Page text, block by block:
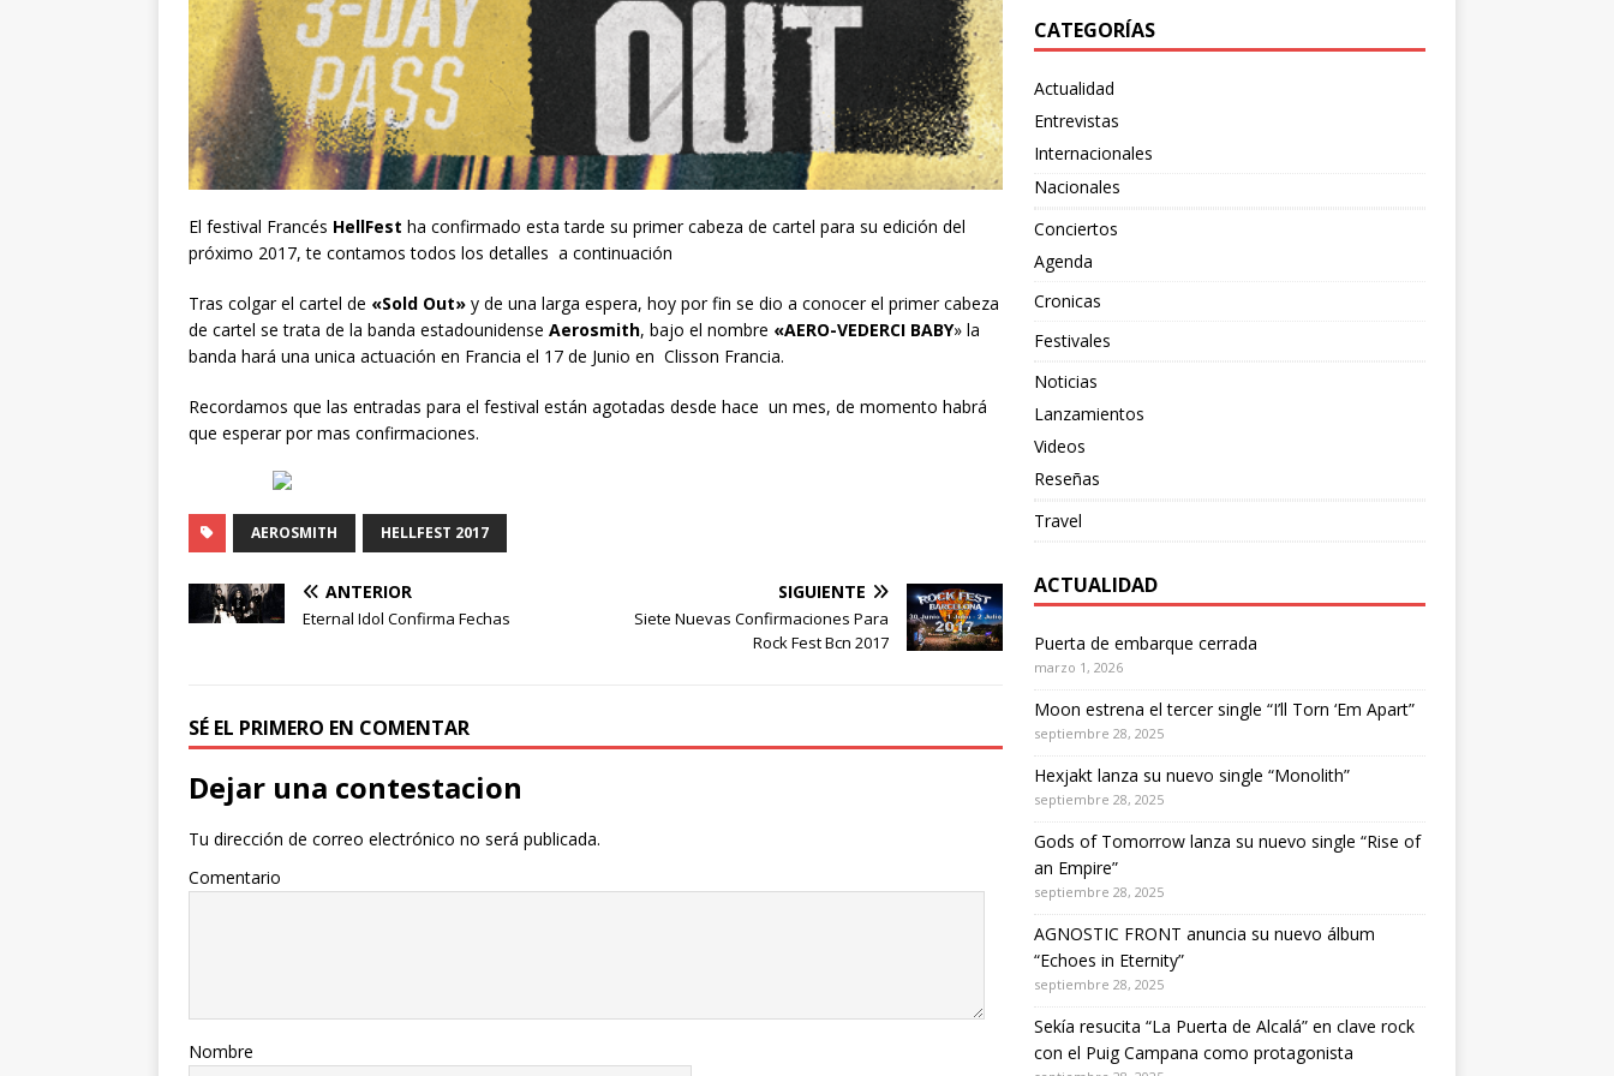
El festival Francés HellFest ha confirmado esta tarde su primer cabeza de cartel para su edición del
próximo 2017, te contamos todos los detalles a continuación
Tras colgar el cartel de «Sold Out» y de una larga espera, hoy por fin se dio a conocer el primer cabeza
de cartel se trata de la banda estadounidense Aerosmith, bajo el nombre «AERO-VEDERCI BABY» la
banda hará una unica actuación en Francia el 17 de Junio en Clisson Francia.
Recordamos que las entradas para el festival están agotadas desde hace un mes, de momento habrá
que esperar por mas confirmaciones.
AEROSMITH HELLFEST 2017
ANTERIOR
Eternal Idol Confirma Fechas
SIGUIENTE
Siete Nuevas Confirmaciones Para
Rock Fest Bcn 2017
SÉ EL PRIMERO EN COMENTAR
Dejar una contestacion
Tu dirección de correo electrónico no será publicada.
Comentario
Nombre
CATEGORÍAS
Actualidad
Entrevistas
Internacionales
Nacionales
Conciertos
Agenda
Cronicas
Festivales
Noticias
Lanzamientos
Videos
Reseñas
Travel
ACTUALIDAD
Puerta de embarque cerrada
marzo 1, 2026
Moon estrena el tercer single “I’ll Torn ‘Em Apart”
septiembre 28, 2025
Hexjakt lanza su nuevo single “Monolith”
septiembre 28, 2025
Gods of Tomorrow lanza su nuevo single “Rise of
an Empire”
septiembre 28, 2025
AGNOSTIC FRONT anuncia su nuevo álbum
“Echoes in Eternity”
septiembre 28, 2025
Sekía resucita “La Puerta de Alcalá” en clave rock
con el Puig Campana como protagonista